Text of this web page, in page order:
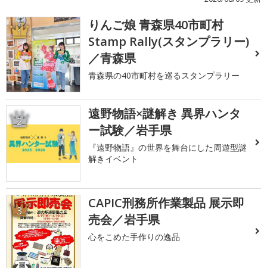
1
りんご娘 青森県40市町村
Stamp Rally(スタンプラリー)
／青森県
青森県の40市町村を巡るスタンプラリー
2
遠野物語×謎解き 異界ハンタ
ー試験／岩手県
『遠野物語』の世界を舞台にした周遊型謎
解きイベント
3
CAPIC刑務所作業製品 展示即
売会／岩手県
心をこめた手作りの逸品